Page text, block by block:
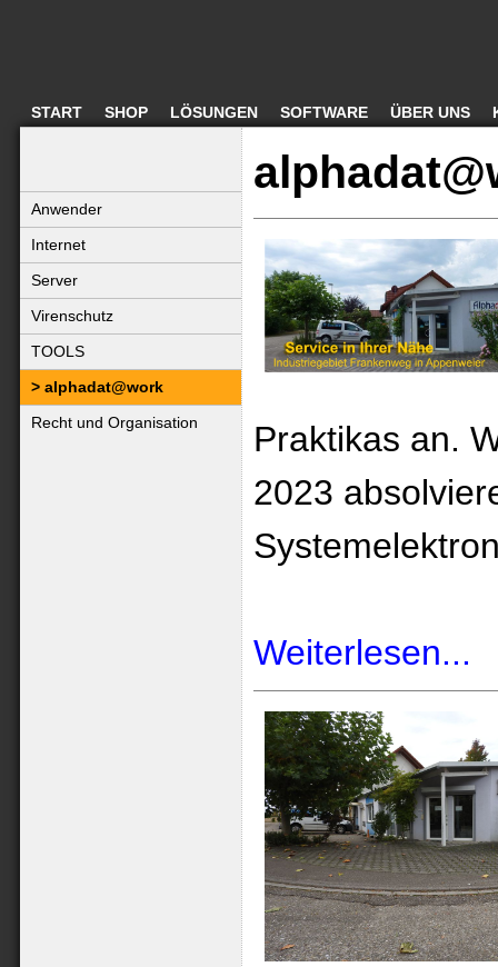
START SHOP LÖSUNGEN SOFTWARE ÜBER UNS
Anwender
Internet
Server
Virenschutz
TOOLS
alphadat@work
Recht und Organisation
Praktikas an.
2023
Weiterlesen...